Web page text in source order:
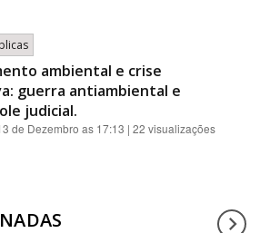
ambiental e crise
guerra antiambiental e
judicial.
de Dezembro as 17:13 | 22 visualizações